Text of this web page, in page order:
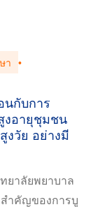
า
•
นกับการ
งอายุชุมชน
งวัย อย่างมี
ยาลัยพยาบาล
ำคัญของการบู